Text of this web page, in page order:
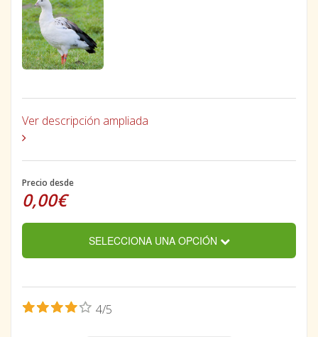
Ver descripción ampliada
Precio desde
0,00€
SELECCIONA UNA OPCIÓN
4/5